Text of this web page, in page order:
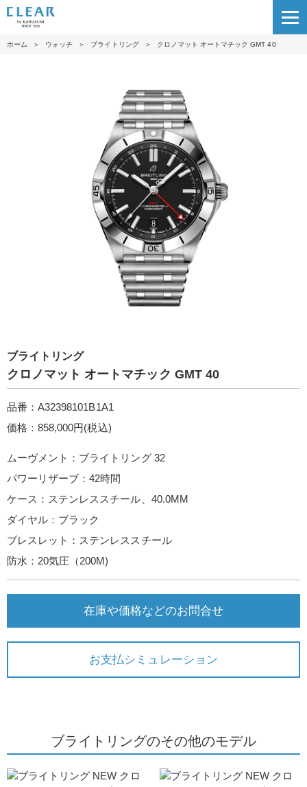
ホーム ＞ ウォッチ ＞ ブライトリング ＞ クロノマット オートマチック GMT 40
ブライトリング
クロノマット オートマチック GMT 40
品番：A32398101B1A1
価格：858,000円(税込)
ムーヴメント：ブライトリング 32
パワーリザーブ：42時間
ケース：ステンレススチール、40.0MM
ダイヤル：ブラック
ブレスレット：ステンレススチール
防水：20気圧（200M)
在庫や価格などのお問合せ
お支払シミュレーション
ブライトリングのその他のモデル